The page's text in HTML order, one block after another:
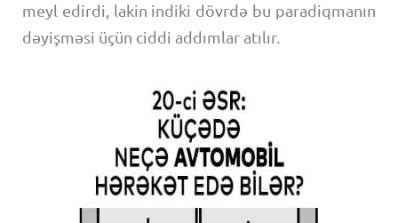
meyl edirdi, lakin indiki dövrdə bu paradiqmanın
dəyişməsi üçün ciddi addımlar atılır.